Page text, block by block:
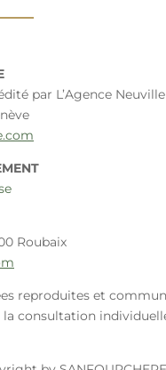
par L’Agence Neuville
Roubaix
reproduites et
consultation